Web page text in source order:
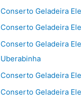
Conserto Geladeira
Conserto Geladeira
Conserto Geladeira
Uberabinha
Conserto Geladeira
Conserto Geladeira